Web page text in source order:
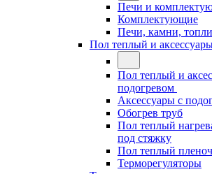
Печи и
Комплектующие
Печи, камни,
Пол теплый и
Пол теплый и
подогревом
Аксессуары с
Обогрев труб
Пол теплый
под стяжку
Пол теплый
Терморегуляторы